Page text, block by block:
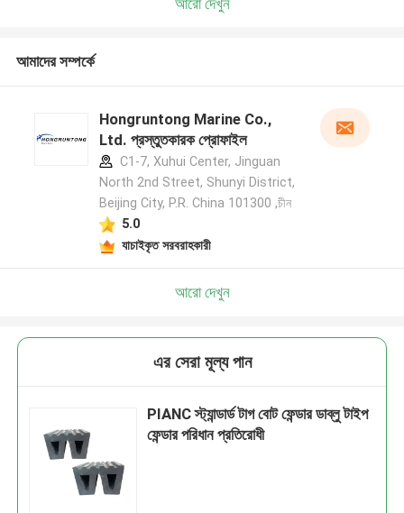
আমাদের সম্পর্কে
Hongruntong Marine Co.,
Ltd. প্রস্তুতকারক প্রোফাইল
C1-7, Xuhui Center, Jinguan
North 2nd Street, Shunyi District,
Beijing City, P.R. China 101300 ,চীন
5.0
যাচাইকৃত সরবরাহকারী
আরো দেখুন
এর সেরা মূল্য পান
PIANC স্ট্যান্ডার্ড টাগ বোট ফেন্ডার ডাব্লু টাইপ
ফেন্ডার পরিধান প্রতিরোধী